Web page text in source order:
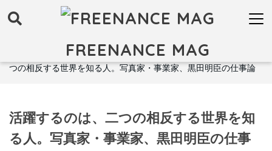
FREENANCE MAG
FREENANCE MAG トップ インタビュー
活躍するのは、二
つの相反する世界を知る人。写真家・事業家、黒田明臣の仕事論
活躍するのは、二つの相反する世界を知
る人。写真家・事業家、黒田明臣の仕事